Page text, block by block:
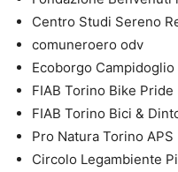
Centro Studi Sereno
comuneroero odv
Ecoborgo Campidoglio
FIAB Torino Bike Pride
FIAB Torino Bici &
Pro Natura Torino APS
Circolo Legambiente